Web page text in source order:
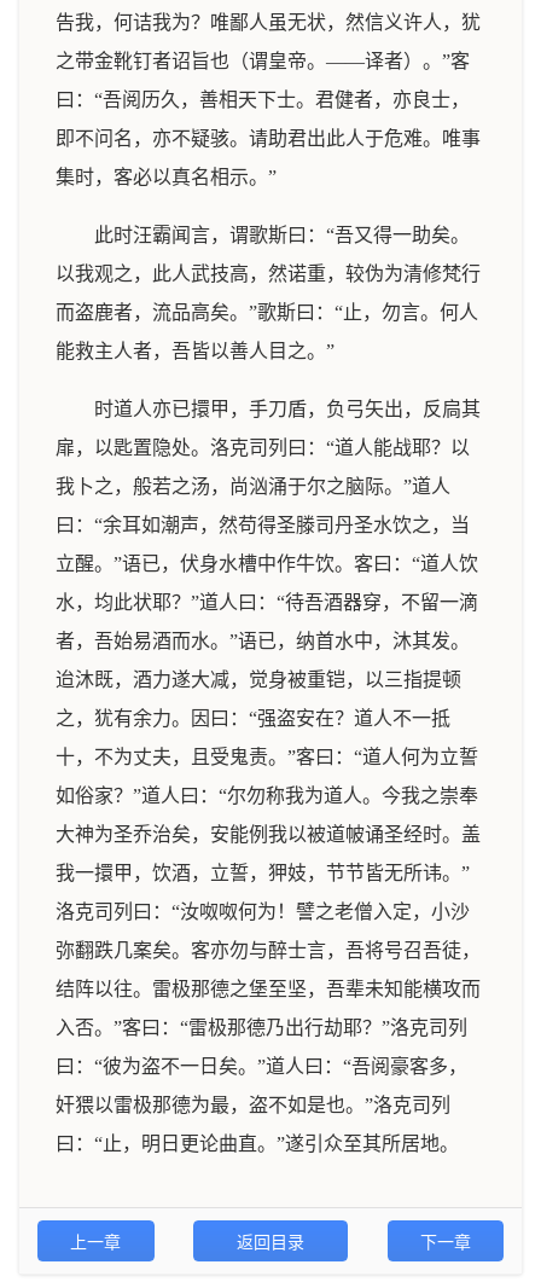
告我，何诘我为？唯鄙人虽无状，然信义许人，犹
之带金靴钉者诏旨也（谓皇帝。——译者）。”客
曰：“吾阅历久，善相天下士。君健者，亦良士，
即不问名，亦不疑骇。请助君出此人于危难。唯事
集时，客必以真名相示。”
此时汪霸闻言，谓歌斯曰：“吾又得一助矣。
以我观之，此人武技高，然诺重，较伪为清修梵行
而盗鹿者，流品高矣。”歌斯曰：“止，勿言。何人
能救主人者，吾皆以善人目之。”
时道人亦已擐甲，手刀盾，负弓矢出，反扃其
扉，以匙置隐处。洛克司列曰：“道人能战耶？以
我卜之，般若之汤，尚汹涌于尔之脑际。”道人
曰：“余耳如潮声，然苟得圣滕司丹圣水饮之，当
立醒。”语已，伏身水槽中作牛饮。客曰：“道人饮
水，均此状耶？”道人曰：“待吾酒器穿，不留一滴
者，吾始易酒而水。”语已，纳首水中，沐其发。
迨沐既，酒力遂大减，觉身被重铠，以三指提顿
之，犹有余力。因曰：“强盗安在？道人不一抵
十，不为丈夫，且受鬼责。”客曰：“道人何为立誓
如俗家？”道人曰：“尔勿称我为道人。今我之崇奉
大神为圣乔治矣，安能例我以被道帔诵圣经时。盖
我一擐甲，饮酒，立誓，狎妓，节节皆无所讳。”
洛克司列曰：“汝呶呶何为！譬之老僧入定，小沙
弥翻跌几案矣。客亦勿与醉士言，吾将号召吾徒，
结阵以往。雷极那德之堡至坚，吾辈未知能横攻而
入否。”客曰：“雷极那德乃出行劫耶？”洛克司列
曰：“彼为盗不一日矣。”道人曰：“吾阅豪客多，
奸猥以雷极那德为最，盗不如是也。”洛克司列
曰：“止，明日更论曲直。”遂引众至其所居地。
上一章 返回目录 下一章